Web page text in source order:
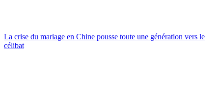
La crise du mariage en Chine pousse toute une génération vers le
célibat